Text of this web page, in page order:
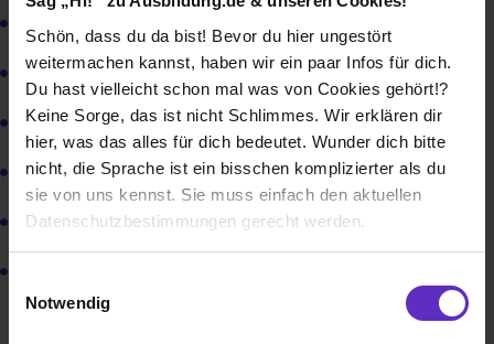
Schön, dass du da bist! Bevor du hier ungestört
weitermachen kannst, haben wir ein paar Infos für dich.
Du hast vielleicht schon mal was von Cookies gehört!?
Keine Sorge, das ist nicht Schlimmes. Wir erklären dir
hier, was das alles für dich bedeutet. Wunder dich bitte
nicht, die Sprache ist ein bisschen komplizierter als du
sie von uns kennst. Sie muss einfach den aktuellen
Datenschutzbestimmungen gerecht werden.
Notwendig
Fachkraft für Abwassertechnik (m/w/d)
Industriekauffrau/-mann (m/w/d)
Fachinformatiker Systemintegration (m/w/d)
B. Eng. Maschinenbau (m/w/d)